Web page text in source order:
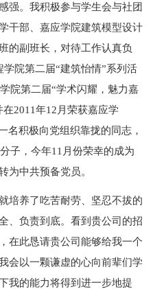
强。我积极参与学生会与社团
干部、嘉应学院建筑模型设计
的副班长，对待工作认真负
院第二届“建筑怡情”系列活
院第二届“学术闪耀，魅力嘉
2011年12月荣获嘉应学
名积极向党组织靠拢的同志，
子，今年11月份荣幸的成为
为中共预备党员。
培养了吃苦耐劳、坚忍不拔的
、负责到底。看到贵公司的招
在此恳请贵公司能够给我一个
会以一颗谦虚的心向前辈们学
我的能力将得到进一步地提